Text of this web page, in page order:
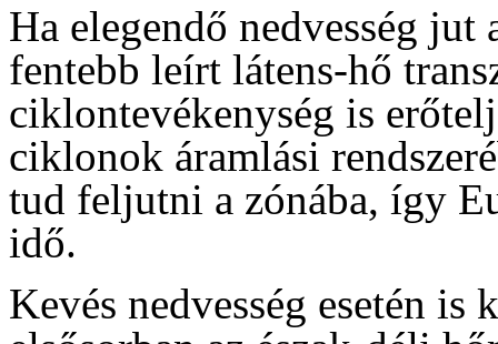
Ha elegendő nedvesség
fentebb leírt látens-hő
ciklontevékenység is
ciklonok áramlási
tud feljutni a zónába, így
idő.
Kevés nedvesség esetén